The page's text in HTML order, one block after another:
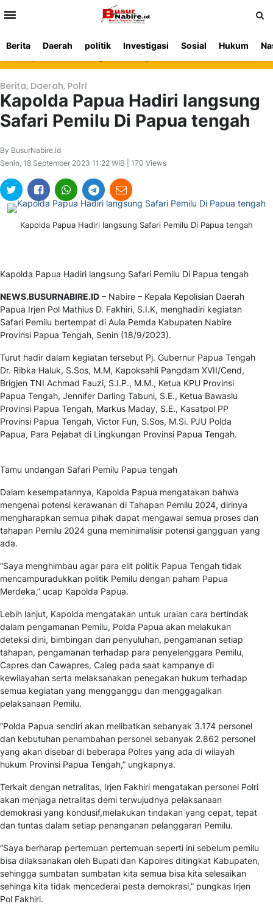
Layanan
Kami
Berita Daerah politik Investigasi Sosial Hukum
Berita, Daerah, Polri
Kapolda Papua Hadiri langsung
Safari Pemilu Di Papua tengah
By BusurNabire.id
Senin, 18 September 2023 11:22 WIB | 170 Views
Kapolda Papua Hadiri langsung Safari Pemilu Di Papua tengah
Kapolda Papua Hadiri langsung Safari Pemilu Di Papua tengah
NEWS.BUSURNABIRE.ID – Nabire – Kepala Kepolisian Daerah
Papua Irjen Pol Mathius D. Fakhiri, S.I.K, menghadiri kegiatan
Safari Pemilu bertempat di Aula Pemda Kabupaten Nabire
Provinsi Papua Tengah, Senin (18/9/2023).
Turut hadir dalam kegiatan tersebut Pj. Gubernur Papua Tengah
Dr. Ribka Haluk, S.Sos, M.M, Kapoksahli Pangdam XVII/Cend,
Brigjen TNI Achmad Fauzi, S.I.P., M.M., Ketua KPU Provinsi
Papua Tengah, Jennifer Darling Tabuni, S.E., Ketua Bawaslu
Provinsi Papua Tengah, Markus Maday, S.E., Kasatpol PP
Provinsi Papua Tengah, Victor Fun, S.Sos, M.Si. PJU Polda
Papua, Para Pejabat di Lingkungan Provinsi Papua Tengah.
Tamu undangan Safari Pemilu Papua tengah
Dalam kesempatannya, Kapolda Papua mengatakan bahwa
mengenai potensi kerawanan di Tahapan Pemilu 2024, dirinya
mengharapkan semua pihak dapat mengawal semua proses dan
tahapan Pemilu 2024 guna meminimalisir potensi gangguan yang
ada.
“Saya menghimbau agar para elit politik Papua Tengah tidak
mencampuradukkan politik Pemilu dengan paham Papua
Merdeka,” ucap Kapolda Papua.
Lebih lanjut, Kapolda mengatakan untuk uraian cara bertindak
dalam pengamanan Pemilu, Polda Papua akan melakukan
deteksi dini, bimbingan dan penyuluhan, pengamanan setiap
tahapan, pengamanan terhadap para penyelenggara Pemilu,
Capres dan Cawapres, Caleg pada saat kampanye di
kewilayahan serta melaksanakan penegakan hukum terhadap
semua kegiatan yang mengganggu dan menggagalkan
pelaksanaan Pemilu.
“Polda Papua sendiri akan melibatkan sebanyak 3.174 personel
dan kebutuhan penambahan personel sebanyak 2.862 personel
yang akan disebar di beberapa Polres yang ada di wilayah
hukum Provinsi Papua Tengah,” ungkapnya.
Terkait dengan netralitas, Irjen Fakhiri mengatakan personel Polri
akan menjaga netralitas demi terwujudnya pelaksanaan
demokrasi yang kondusif,melakukan tindakan yang cepat, tepat
dan tuntas dalam setiap penanganan pelanggaran Pemilu.
“Saya berharap pertemuan pertemuan seperti ini sebelum pemilu
bisa dilaksanakan oleh Bupati dan Kapolres ditingkat Kabupaten,
sehingga sumbatan sumbatan kita semua bisa kita selesaikan
sehinga kita tidak mencederai pesta demokrasi,” pungkas Irjen
Pol Fakhiri.